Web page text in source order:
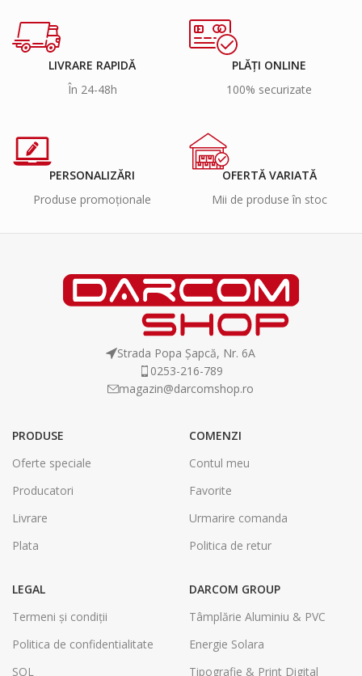
LIVRARE RAPIDĂ
În 24-48h
PLĂȚI ONLINE
100% securizate
PERSONALIZĂRI
Produse promoționale
OFERTĂ VARIATĂ
Mii de produse în stoc
Strada Popa Șapcă, Nr. 6A
0253-216-789
magazin@darcomshop.ro
PRODUSE
Oferte speciale
Producatori
Livrare
Plata
COMENZI
Contul meu
Favorite
Urmarire comanda
Politica de retur
LEGAL
Termeni și condiții
Politica de confidentialitate
SOL
DARCOM GROUP
Tâmplărie Aluminiu & PVC
Energie Solara
Tipografie & Print Digital